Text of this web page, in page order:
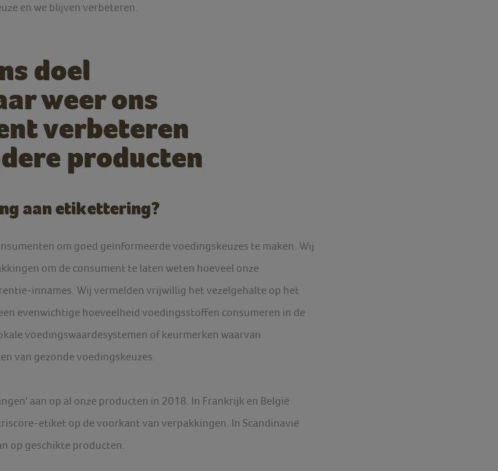
en we blijven verbeteren.
doel
weer ons
verbeteren
producten
aan etikettering?
om goed geïnformeerde voedingskeuzes te maken. Wij
om de consument te laten weten hoeveel onze
innames. Wij vermelden vrijwillig het vezelgehalte op het
evenwichtige hoeveelheid voedingsstoffen consumeren in de
voedingswaardesystemen of keurmerken waarvan
van gezonde voedingskeuzes.
aan op al onze producten in 2018. In Frankrijk en België
etiket op de voorkant van verpakkingen. In Scandinavië
op geschikte producten.